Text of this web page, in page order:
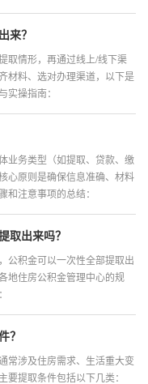
来？
取情形，再通过线上/线下渠
材料、选对办理渠道，以下是
实操指南：
业务类型（如提取、贷款、缴
心原则是确保信息准确、材料
注意事项的总结：
取出来吗？
公积金可以一次性全部提取出
地住房公积金管理中心的规
？
常涉及住房需求、生活重大变
提取条件包括以下几类：